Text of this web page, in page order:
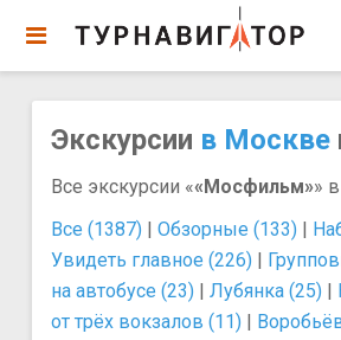
Экскурсии в Москве
Все экскурсии ««Мосфильм»»
Все (1387) | Обзорные (133) |
Увидеть главное (226) |
на автобусе (23) | Лубянка (25) |
от трёх вокзалов (11) |